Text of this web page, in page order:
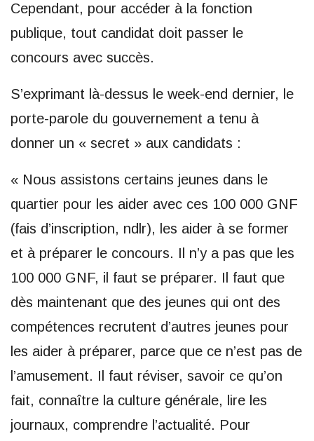
Cependant, pour accéder à la fonction
publique, tout candidat doit passer le
concours avec succès.
S’exprimant là-dessus le week-end dernier, le
porte-parole du gouvernement a tenu à
donner un « secret » aux candidats :
« Nous assistons certains jeunes dans le
quartier pour les aider avec ces 100 000 GNF
(fais d’inscription, ndlr), les aider à se former
et à préparer le concours. Il n’y a pas que les
100 000 GNF, il faut se préparer. Il faut que
dès maintenant que des jeunes qui ont des
compétences recrutent d’autres jeunes pour
les aider à préparer, parce que ce n’est pas de
l’amusement. Il faut réviser, savoir ce qu’on
fait, connaître la culture générale, lire les
journaux, comprendre l’actualité. Pour